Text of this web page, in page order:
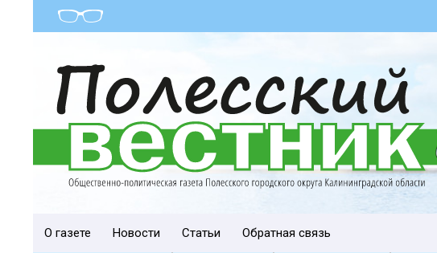
О газете Новости Статьи Обратная связь